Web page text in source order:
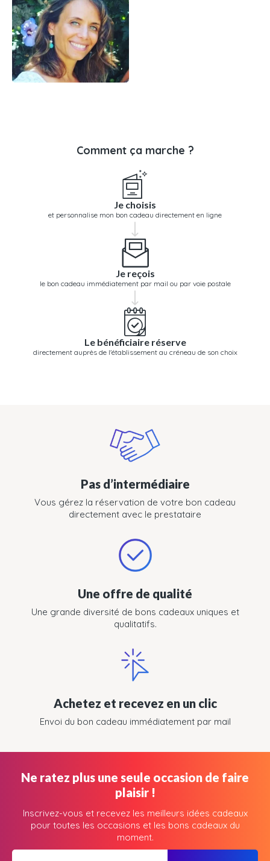
Comment ça marche ?
Je choisis
et personnalise mon bon cadeau directement en ligne
Je reçois
le bon cadeau immédiatement par mail ou par voie postale
Le bénéficiaire réserve
directement auprès de l'établissement au créneau de son choix
Pas d’intermédiaire
Vous gérez la réservation de votre bon cadeau
directement avec le prestataire
Une offre de qualité
Une grande diversité de bons cadeaux uniques et
qualitatifs.
Achetez et recevez en un clic
Envoi du bon cadeau immédiatement par mail
Ne ratez plus une seule occasion de faire
plaisir !
Inscrivez-vous et recevez les meilleurs idées cadeaux
pour toutes les occasions et les bons cadeaux du
moment.